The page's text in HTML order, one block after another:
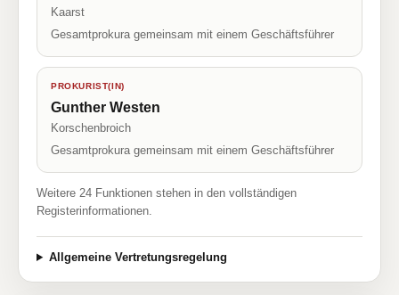
Kaarst
Gesamtprokura gemeinsam mit einem Geschäftsführer
PROKURIST(IN)
Gunther Westen
Korschenbroich
Gesamtprokura gemeinsam mit einem Geschäftsführer
Weitere 24 Funktionen stehen in den vollständigen
Registerinformationen.
Allgemeine Vertretungsregelung